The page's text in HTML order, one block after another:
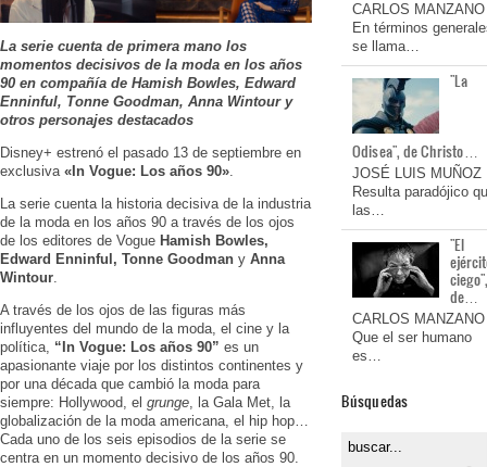
La serie cuenta de primera mano los
momentos decisivos de la moda en los años
90 en compañía de Hamish Bowles, Edward
Enninful, Tonne Goodman, Anna Wintour y
otros personajes destacados
Disney+ estrenó el pasado 13 de septiembre en
exclusiva «In Vogue: Los años 90»
La serie cuenta la historia decisiva de la industria
de la moda en los años 90 a través de los ojos
de los editores de Vogue Hamish Bowles,
Edward Enninful, Tonne Goodman y Anna
Wintour
A través de los ojos de las figuras más
influyentes del mundo de la moda, el cine y la
política, “In Vogue: Los años 90” es un
apasionante viaje por los distintos continentes y
por una década que cambió la moda para
siempre: Hollywood, el grunge , la Gala Met, la
globalización de la moda americana, el hip hop…
Cada uno de los seis episodios de la serie se
centra en un momento decisivo de los años 90.
CARLOS MANZANO
En términos
se llama…
"La
Odisea", de Christo…
JOSÉ LUIS MUÑOZ
Resulta paradójico
las…
"El
de…
CARLOS MANZANO
Que el ser humano
es…
Búsquedas